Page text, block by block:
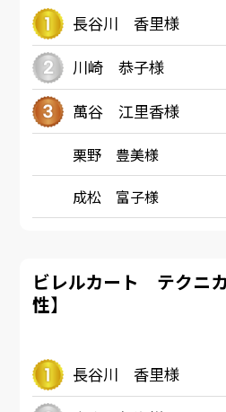
長谷川 香里様
川崎 恭子様
萬谷 江里香様
栗野 豊美様
成松 富子様
ビレルカート テクニ
性】
長谷川 香里様